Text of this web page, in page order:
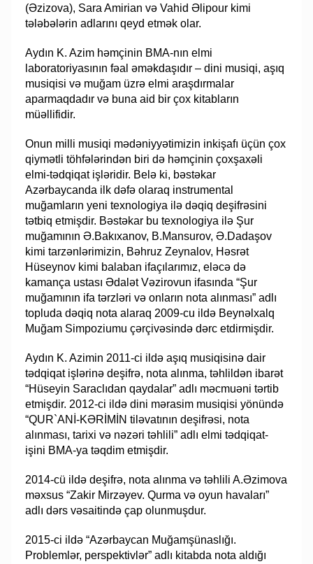
(Əzizova), Sara Amirian və Vahid Əlipour kimi
tələbələrin adlarını qeyd etmək olar.
Aydın K. Azim həmçinin BMA-nın elmi
laboratoriyasının fəal əməkdaşıdır – dini musiqi, aşıq
musiqisi və muğam üzrə elmi araşdırmalar
aparmaqdadır və buna aid bir çox kitabların
müəllifidir.
​Onun milli musiqi mədəniyyətimizin inkişafı üçün çox
qiymətli töhfələrindən biri də həmçinin çoxşaxəli
elmi-tədqiqat işləridir. Belə ki, bəstəkar
Azərbaycanda ilk dəfə olaraq instrumental
muğamların yeni texnologiya ilə dəqiq deşifrəsini
tətbiq etmişdir. Bəstəkar bu texnologiya ilə Şur
muğamının Ə.Bakıxanov, B.Mansurov, Ə.Dadaşov
kimi tarzənlərimizin, Bəhruz Zeynalov, Həsrət
Hüseynov kimi balaban ifaçılarımız, eləcə də
kamança ustası Ədalət Vəzirovun ifasında “Şur
muğamının ifa tərzləri və onların nota alınması” adlı
topluda dəqiq nota alaraq 2009-cu ildə Beynəlxalq
Muğam Simpoziumu çərçivəsində dərc etdirmişdir.
​Aydın K. Azimin 2011-ci ildə aşıq musiqisinə dair
tədqiqat işlərinə deşifrə, nota alınma, təhlildən ibarət
“Hüseyin Saraclıdan qaydalar” adlı məcmuəni tərtib
etmişdir. 2012-ci ildə dini mərasim musiqisi yönündə
“QUR`ANİ-KƏRİMİN tiləvatının deşifrəsi, nota
alınması, tarixi və nəzəri təhlili” adlı elmi tədqiqat-
işini BMA-ya təqdim etmişdir.
​2014-cü ildə deşifrə, nota alınma və təhlili A.Əzimova
məxsus “Zakir Mirzəyev. Qurma və oyun havaları”
adlı dərs vəsaitində çap olunmuşdur.
​2015-ci ildə “Azərbaycan Muğamşünaslığı.
Problemlər, perspektivlər” adlı kitabda nota aldığı